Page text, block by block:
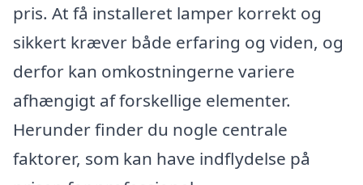
pris. At få installeret lamper korrekt og
sikkert kræver både erfaring og viden, og
derfor kan omkostningerne variere
afhængigt af forskellige elementer.
Herunder finder du nogle centrale
faktorer, som kan have indflydelse på